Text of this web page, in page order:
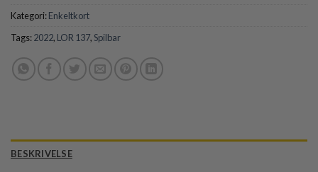
Kategori:Enkeltkort
Tags:2022, LOR 137,Spilbar
BESKRIVELSE